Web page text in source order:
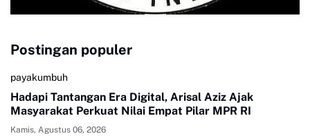
Postingan populer
payakumbuh
Hadapi Tantangan Era Digital, Arisal Aziz Ajak
Masyarakat Perkuat Nilai Empat Pilar MPR RI
Kamis, Agustus 06, 2026